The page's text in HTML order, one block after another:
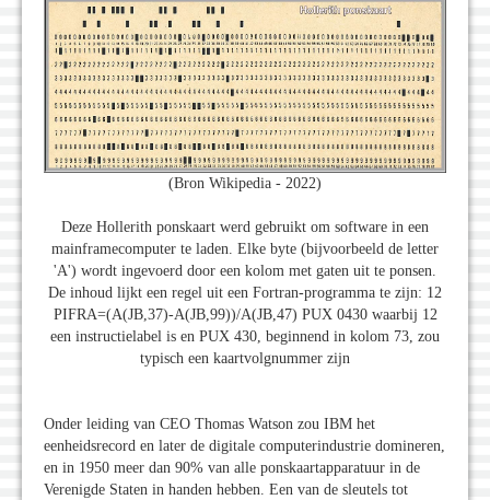
(Bron Wikipedia - 2022)
Deze Hollerith ponskaart werd gebruikt om software in een
mainframecomputer te laden. Elke byte (bijvoorbeeld de letter
'A') wordt ingevoerd door een kolom met gaten uit te ponsen.
De inhoud lijkt een regel uit een Fortran-programma te zijn: 12
PIFRA=(A(JB,37)-A(JB,99))/A(JB,47) PUX 0430 waarbij 12
een instructielabel is en PUX 430, beginnend in kolom 73, zou
typisch een kaartvolgnummer zijn
Onder leiding van CEO Thomas Watson zou IBM het
eenheidsrecord en later de digitale computerindustrie domineren,
en in 1950 meer dan 90% van alle ponskaartapparatuur in de
Verenigde Staten in handen hebben. Een van de sleutels tot